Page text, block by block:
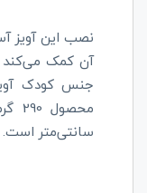
نصب این آویز
آن کمک می‌کند
جنس کودک
سانتی‌متر است.